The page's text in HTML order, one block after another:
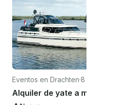
Eventos en Drachten·8 pasajeros